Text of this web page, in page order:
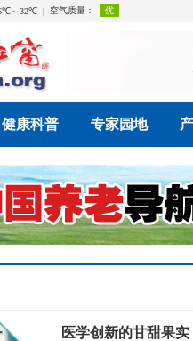
健康科普 专家园地
医学创新的甘甜果实